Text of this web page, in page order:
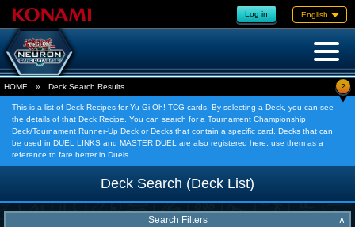
Log in English
HOME » Deck Search Results ?
This is a list of Deck Recipes for Yu-Gi-Oh! TCG cards. By selecting a Deck, you can see
the details of that Deck Recipe. You can search for a Tournament Championship
Deck/Tournament Runner-Up Deck or Decks that contain a specific card. Decks that can
be used in DUEL LINKS and MASTER DUEL are also registered here; use them as a
reference to fare better in Duels.
Deck Search (Deck List)
Search Filters ∧